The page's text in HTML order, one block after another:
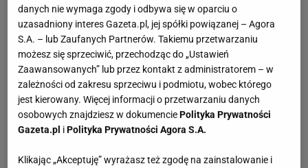
danych nie wymaga zgody i odbywa się w oparciu o
uzasadniony interes Gazeta.pl, jej spółki powiązanej – Agora
S.A. – lub Zaufanych Partnerów. Takiemu przetwarzaniu
możesz się sprzeciwić, przechodząc do „Ustawień
Zaawansowanych” lub przez kontakt z administratorem – w
zależności od zakresu sprzeciwu i podmiotu, wobec którego
jest kierowany. Więcej informacji o przetwarzaniu danych
osobowych znajdziesz w dokumenciePolityka Prywatności
Gazeta.pl iPolityka Prywatności Agora S.A.
Klikając „Akceptuję” wyrażasz też zgodę na zainstalowanie i